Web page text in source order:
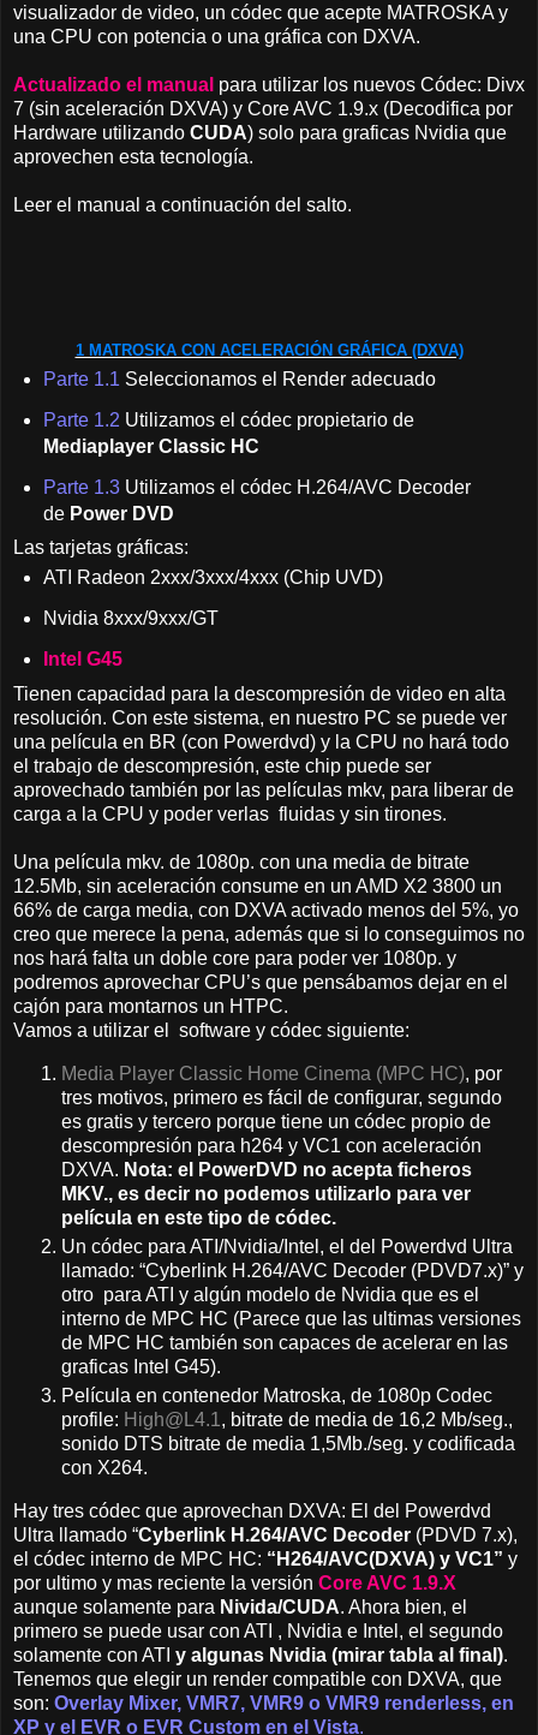
visualizador de video, un códec que acepte MATROSKA y
una CPU con potencia o una gráfica con DXVA.
Actualizado el manual para utilizar los nuevos Códec: Divx
7 (sin aceleración DXVA) y Core AVC 1.9.x (Decodifica por
Hardware utilizando CUDA) solo para graficas Nvidia que
aprovechen esta tecnología.
Leer el manual a continuación del salto.
1 MATROSKA CON ACELERACIÓN GRÁFICA (DXVA)
Parte 1.1 Seleccionamos el Render adecuado
Parte 1.2 Utilizamos el códec propietario de
Mediaplayer Classic HC
Parte 1.3Utilizamos el códec H.264/AVC Decoder
de Power DVD
Las tarjetas gráficas:
ATI Radeon 2xxx/3xxx/4xxx (Chip UVD)
Nvidia 8xxx/9xxx/GT
Intel G45
Tienen capacidad para la descompresión de video en alta
resolución. Con este sistema, en nuestro PC se puede ver
una película en BR (con Powerdvd) y la CPU no hará todo
el trabajo de descompresión, este chip puede ser
aprovechado también por las películas mkv, para liberar de
carga a la CPU y poder verlas fluidas y sin tirones.
Una película mkv. de 1080p. con una media de bitrate
12.5Mb, sin aceleración consume en un AMD X2 3800 un
66% de carga media, con DXVA activado menos del 5%, yo
creo que merece la pena, además que si lo conseguimos no
nos hará falta un doble core para poder ver 1080p. y
podremos aprovechar CPU’s que pensábamos dejar en el
cajón para montarnos un HTPC.
Vamos a utilizar el software y códec siguiente:
Media Player Classic Home Cinema (MPC HC), por
tres motivos, primero es fácil de configurar, segundo
es gratis y tercero porque tiene un códec propio de
descompresión para h264 y VC1 con aceleración
DXVA. Nota: el PowerDVD no acepta ficheros
MKV., es decir no podemos utilizarlo para ver
película en este tipo de códec.
Un códec para ATI/Nvidia/Intel, el del Powerdvd Ultra
llamado: “Cyberlink H.264/AVC Decoder (PDVD7.x)” y
otro para ATI y algún modelo de Nvidia que es el
interno de MPC HC (Parece que las ultimas versiones
de MPC HC también son capaces de acelerar en las
graficas Intel G45).
Película en contenedor Matroska, de 1080p Codec
profile: High@L4.1 , bitrate de media de 16,2 Mb/seg.,
sonido DTS bitrate de media 1,5Mb./seg. y codificada
con X264.
Hay tres códec que aprovechan DXVA: El del Powerdvd
Ultra llamado “Cyberlink H.264/AVC Decoder (PDVD 7.x),
el códec interno de MPC HC: “H264/AVC(DXVA) y VC1” y
por ultimo y mas reciente la versión Core AVC 1.9.X
aunque solamente para Nivida/CUDA. Ahora bien, el
primero se puede usar con ATI , Nvidia e Intel, el segundo
solamente con ATI y algunas Nvidia (mirar tabla al final).
Tenemos que elegir un render compatible con DXVA, que
son: Overlay Mixer, VMR7, VMR9 o VMR9 renderless, en
XP y el EVR o EVR Custom en el Vista.